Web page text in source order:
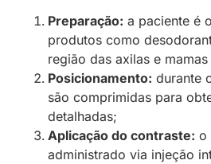
Preparação: a paciente é
produtos como
região das axilas e
Posicionamento: durante
são comprimidas para
detalhadas;
Aplicação do contraste: o
administrado via injeção